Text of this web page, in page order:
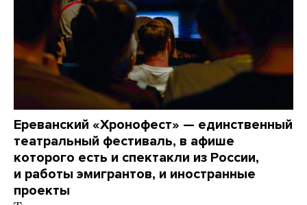
Ереванский «Хронофест» — единственный
театральный фестиваль, в афише
которого есть и спектакли из России,
и работы эмигрантов, и иностранные
проекты